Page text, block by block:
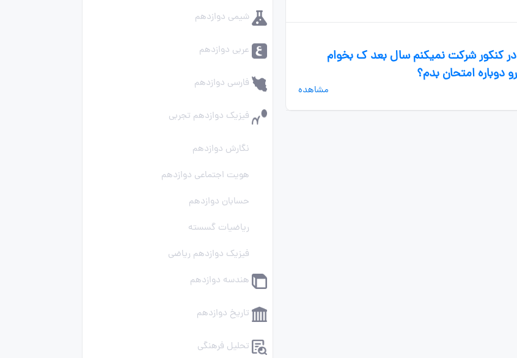
کنکور شرکت نمیکنم سال بعد ک‌ بخوام
دوباره امتحان بدم؟
مشاهده
شیمی دوازدهم
عربی دوازدهم
فارسی دوازدهم
فیزیک دوازدهم تجربی
نگارش دوازدهم
هویت اجتماعی دوازدهم
حسابان دوازدهم
ریاضیات گسسته
فیزیک دوازدهم ریاضی
هندسه دوازدهم
تاریخ دوازدهم
تحلیل فرهنگی